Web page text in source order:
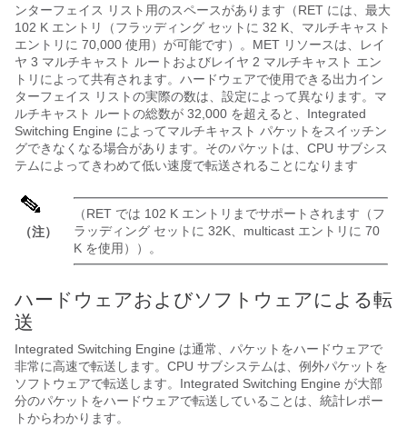
ンターフェイス リスト用のスペースがあります（RET には、最大
102 K エントリ（フラッディング セットに 32 K、マルチキャスト
エントリに 70,000 使用）が可能です）。MET リソースは、レイ
ヤ 3 マルチキャスト ルートおよびレイヤ 2 マルチキャスト エン
トリによって共有されます。ハードウェアで使用できる出力イン
ターフェイス リストの実際の数は、設定によって異なります。マ
ルチキャスト ルートの総数が 32,000 を超えると、Integrated
Switching Engine によってマルチキャスト パケットをスイッチン
グできなくなる場合があります。そのパケットは、CPU サブシス
テムによってきわめて低い速度で転送されることになります
（注）
（RET では 102 K エントリまでサポートされます（フ
ラッディング セットに 32K、multicast エントリに 70
K を使用））。
ハードウェアおよびソフトウェアによる転
送
Integrated Switching Engine は通常、パケットをハードウェアで
非常に高速で転送します。CPU サブシステムは、例外パケットを
ソフトウェアで転送します。Integrated Switching Engine が大部
分のパケットをハードウェアで転送していることは、統計レポー
トからわかります。